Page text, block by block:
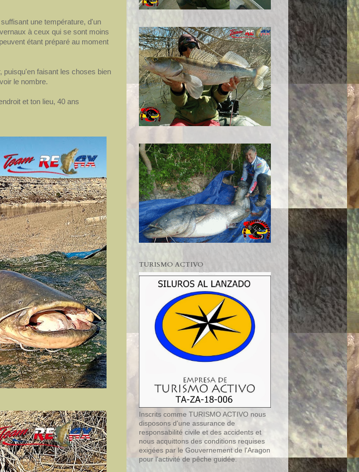
une température, d'un
à ceux qui se sont moins
étant préparé au moment
puisqu'en faisant les choses bien
le nombre.
et ton lieu, 40 ans
TURISMO ACTIVO
Inscrits comme TURISMO ACTIVO nous
disposons d'une assurance de
responsabilité civile et des accidents et
nous acquittons des conditions requises
exigées par le Gouvernement de l'Aragon
pour l'activité de pêche guidée.